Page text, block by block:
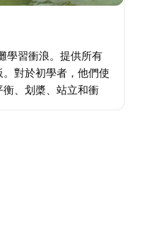
學習衝浪。提供所有
對於初學者，他們使
、划槳、站立和衝